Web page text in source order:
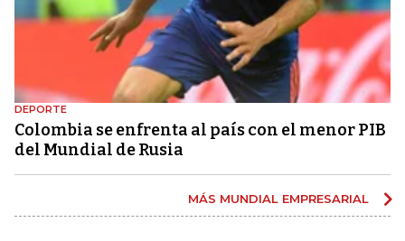
DEPORTE
Colombia se enfrenta al país con el menor PIB
del Mundial de Rusia
MÁS MUNDIAL EMPRESARIAL